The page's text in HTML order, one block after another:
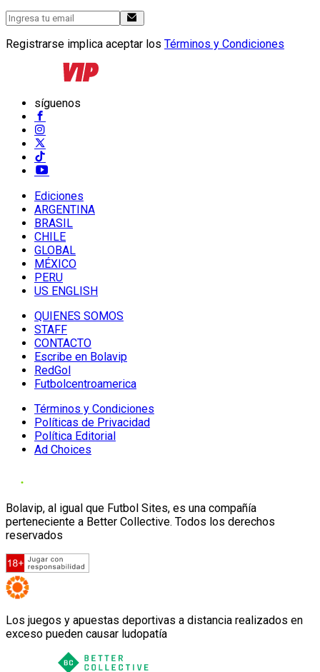
Registrarse implica aceptar los Términos y Condiciones
síguenos
Ediciones
ARGENTINA
BRASIL
CHILE
GLOBAL
MÉXICO
PERU
US ENGLISH
QUIENES SOMOS
STAFF
CONTACTO
Escribe en Bolavip
RedGol
Futbolcentroamerica
Términos y Condiciones
Políticas de Privacidad
Política Editorial
Ad Choices
Bolavip, al igual que Futbol Sites, es una compañía
perteneciente a Better Collective. Todos los derechos
reservados
Los juegos y apuestas deportivas a distancia realizados en
exceso pueden causar ludopatía